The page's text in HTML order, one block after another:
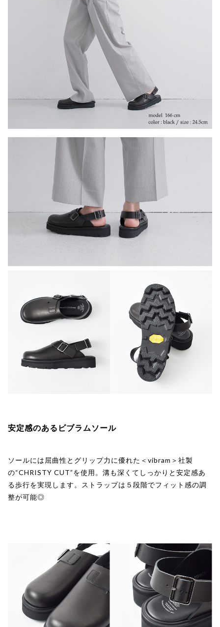
安定感のあるビブラムソール
ソールには屈曲性とグリップ力に優れた＜vibram＞社製
の“CHRISTY CUT”を使用。溝も深くてしっかりと安定感あ
る歩行を実現します。ストラップは５段階でフィット感の調
整が可能◎